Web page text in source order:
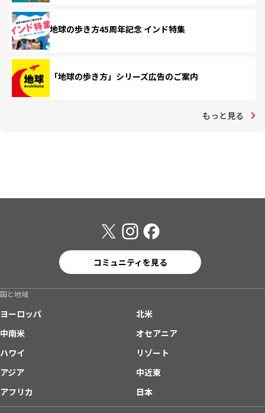
地球の歩き方45周年記念 インド特集
「地球の歩き方」シリーズ広告のご案内
もっと見る
コミュニティを見る
国と地域
ヨーロッパ
北米
中南米
オセアニア
ハワイ
リゾート
アジア
中近東
アフリカ
日本